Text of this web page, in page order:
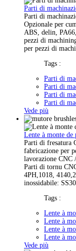
Parti di
Parti di
Opzionale per
ABS, delin,
pezzi di
per pezzi di
Tags :
Parti di
Parti di
Parti di
Parti di
Vede più
Lente à monte de
Parti di fresatura
fabricazione per
lavorazione
Parti di tornu
4PH,1018,
inossidabile:
Tags :
Lente à
Lente à
Lente à
Lente à
Vede più